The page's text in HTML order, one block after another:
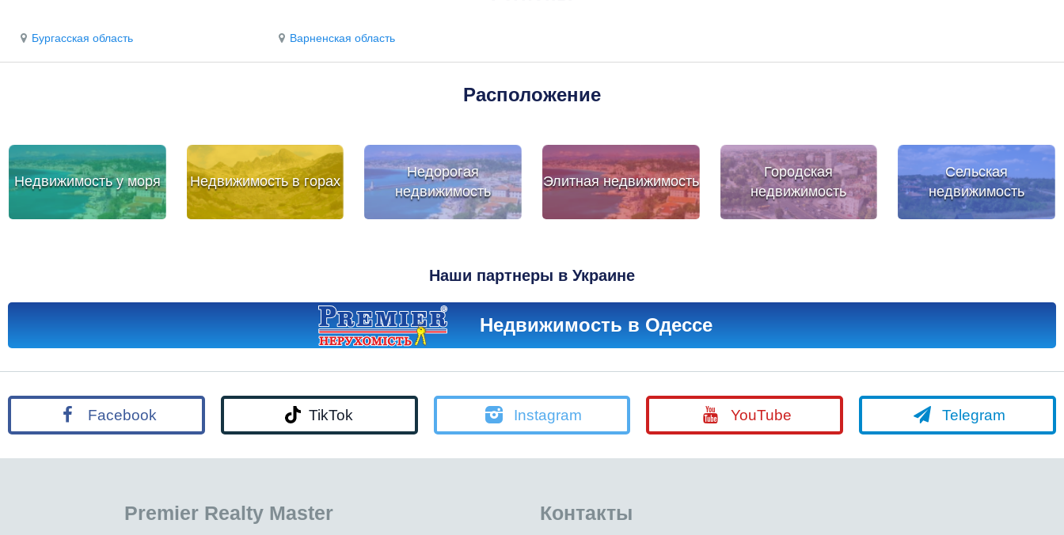
Бургасская область Варненская область
Расположение
Недвижимость у моря Недвижимость в горах
Недорогая
недвижимость
Элитная недвижимость
Городская
недвижимость
Сельская
недвижимость
Наши партнеры в Украине
Недвижимость в Одессе
Facebook TikTok Instagram YouTube Telegram
Premier Realty Master Контакты